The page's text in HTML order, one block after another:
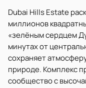
Dubai Hills Estate
миллионов
«зелёным сердцем
минутах от
сохраняет
природе. Комплекс
сообщество с